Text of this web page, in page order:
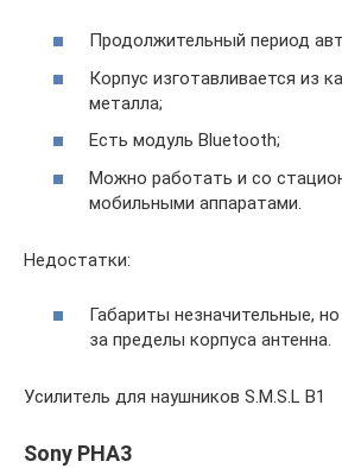
Продолжительный период
Корпус изготавливается из
металла;
Есть модуль Bluetooth;
Можно работать и со
мобильными аппаратами.
Недостатки:
Габариты незначительные,
за пределы корпуса антенна.
Усилитель для наушников S.M.S.L B1
Sony PHA3